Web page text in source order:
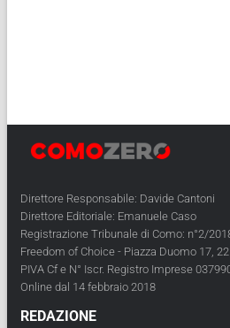
Direttore Responsabile: Davide Cantoni
Direttore Editoriale: Emanuele Caso
Registrazione Tribunale di Como: n°2/
Freedom of Choice - Piazza Duomo 17,
PIVA Cf e N° Iscr. Registro Imprese
Online dal 14 febbraio 2018
REDAZIONE